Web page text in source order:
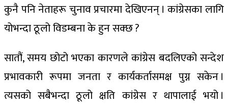
कुनै पनि नेताहरू चुनाव प्रचारमा देखिएनन् । कांग्रेसका लागि
योभन्दा ठूलो विडम्बना के हुन सक्छ ?
सातौं, समय छोटो भएका कारणले कांग्रेस बदलिएको सन्देश
प्रभावकारी रूपमा जनता र कार्यकर्तासमक्ष पुग्न सकेन ।
त्यसको सबैभन्दा ठूलो क्षति कांग्रेस र थापालाई भयो ।